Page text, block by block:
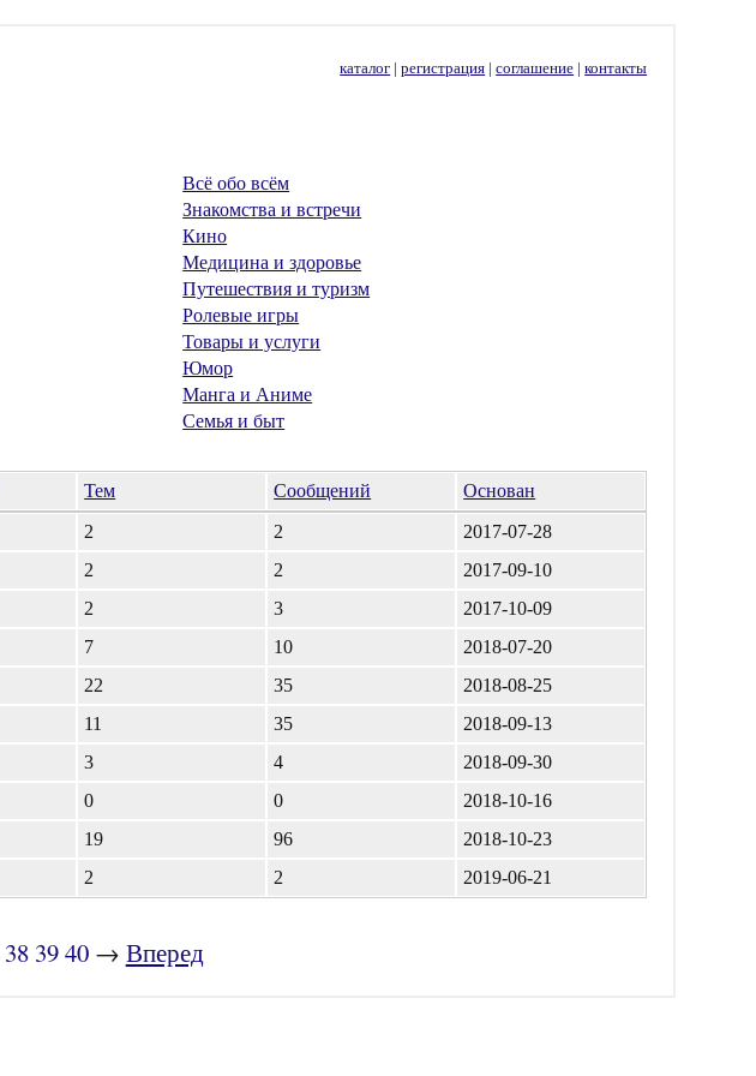
каталог |регистрация |соглашение |контакты
Всё обо всём
Знакомства и встречи
Кино
Медицина и здоровье
Путешествия и туризм
Ролевые игры
Товары и услуги
Юмор
Манга и Аниме
Семья и быт
Тем Сообщений
Основан
2 2
2017-07-28
2 2
2017-09-10
2 3
2017-10-09
7 10
2018-07-20
22 35
2018-08-25
11 35
2018-09-13
3 4
2018-09-30
0 0
2018-10-16
19 96
2018-10-23
2 2 2019-06-21
38 3940 → Вперед